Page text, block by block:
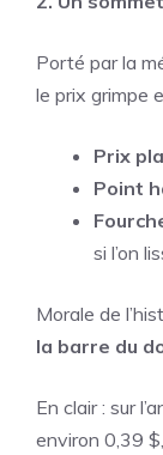
Porté par la
le prix grimpe
Prix
Point
si l’on
Morale de
la barre du
En clair : sur
environ 0,39